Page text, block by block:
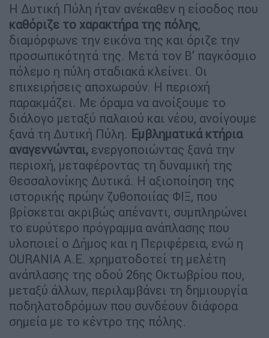
Η Δυτική Πύλη ήταν ανέκαθεν η είσοδος που
καθόριζε το χαρακτήρα της πόλης,
διαμόρφωνε την εικόνα της και όριζε την
προσωπικότητά της. Μετά τον Β’ παγκόσμιο
πόλεμο η πύλη σταδιακά κλείνει. Οι
επιχειρήσεις αποχωρούν. Η περιοχή
παρακμάζει. Με όραμα να ανοίξουμε το
διάλογο μεταξύ παλαιού και νέου, ανοίγουμε
ξανά τη Δυτική Πύλη. Εμβληματικά κτήρια
αναγεννώνται, ενεργοποιώντας ξανά την
περιοχή, μεταφέροντας τη δυναμική της
Θεσσαλονίκης Δυτικά. Η αξιοποίηση της
ιστορικής πρώην ζυθοποιίας ΦΙΞ, που
βρίσκεται ακριβώς απέναντι, συμπληρώνει
το ευρύτερο πρόγραμμα ανάπλασης που
υλοποιεί ο Δήμος και η Περιφέρεια, ενώ η
OURANIA Α.Ε. χρηματοδοτεί τη μελέτη
ανάπλασης της οδού 26ης Οκτωβρίου που,
μεταξύ άλλων, περιλαμβάνει τη δημιουργία
ποδηλατοδρόμων που συνδέουν διάφορα
σημεία με το κέντρο της πόλης.